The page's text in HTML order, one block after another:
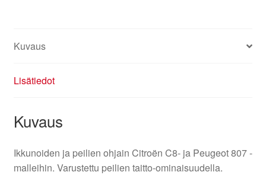
määrä
Kuvaus
Lisätiedot
Kuvaus
Ikkunoiden ja peilien ohjain Citroën C8- ja Peugeot 807 -
malleihin. Varustettu peilien taitto-ominaisuudella.